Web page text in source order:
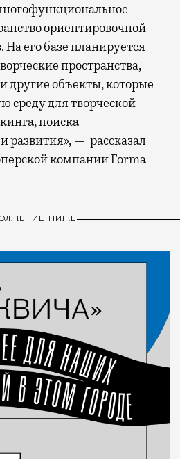
ориентировочной
его базе планируется
пространства,
другие объекты, которые
среду для творческой
поиска
— рассказал
компании Forma
НИЖЕ